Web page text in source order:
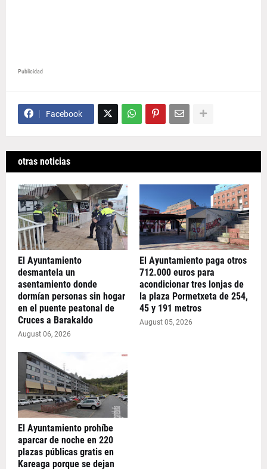
Publicidad
Facebook
otras noticias
El Ayuntamiento
desmantela un
asentamiento donde
dormían personas sin hogar
en el puente peatonal de
Cruces a Barakaldo
August 06, 2026
El Ayuntamiento paga otros
712.000 euros para
acondicionar tres lonjas de
la plaza Pormetxeta de 254,
45 y 191 metros
August 05, 2026
El Ayuntamiento prohíbe
aparcar de noche en 220
plazas públicas gratis en
Kareaga porque se dejan